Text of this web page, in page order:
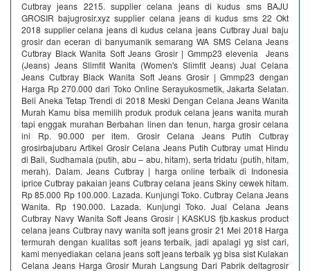
Cutbray jeans 2215. supplier celana jeans di kudus sms BAJU
GROSIR bajugrosir.xyz supplier celana jeans di kudus sms 22 Okt
2018 supplier celana jeans di kudus celana jeans Cutbray Jual baju
grosir dan eceran di banyumanik semarang WA SMS Celana Jeans
Cutbray Black Wanita Soft Jeans Grosir | Gmmp23 elevenia Jeans
(Jeans) Jeans Slimfit Wanita (Women's Slimfit Jeans) Jual Celana
Jeans Cutbray Black Wanita Soft Jeans Grosir | Gmmp23 dengan
Harga Rp 270.000 dari Toko Online Serayukosmetik, Jakarta Selatan.
Beli Aneka Tetap Trendi di 2018 Meski Dengan Celana Jeans Wanita
Murah Kamu bisa memilih produk produk celana jeans wanita murah
tapi enggak murahan Berbahan linen dan tenun, harga grosir celana
ini Rp. 90.000 per item. Grosir Celana Jeans Putih Cutbray
grosirbajubaru Artikel Grosir Celana Jeans Putih Cutbray umat Hindu
di Bali, Sudhamala (putih, abu – abu, hitam), serta tridatu (putih, hitam,
merah). Dalam. Jeans Cutbray | harga online terbaik di Indonesia
iprice Cutbray pakaian jeans Cutbray celana jeans Skiny cewek hitam.
Rp 85.000 Rp 100.000. Lazada. Kunjungi Toko. Cutbray Celana Jeans
Wanita. Rp 190.000. Lazada. Kunjungi Toko. Jual Celana Jeans
Cutbray Navy Wanita Soft Jeans Grosir | KASKUS fjb.kaskus product
celana jeans Cutbray navy wanita soft jeans grosir 21 Mei 2018 Harga
termurah dengan kualitas soft jeans terbaik, jadi apalagi yg sist cari,
kami menyediakan celana jeans soft jeans terbaik yg bisa sist Kulakan
Celana Jeans Harga Grosir Murah Langsung Dari Pabrik deltagrosir